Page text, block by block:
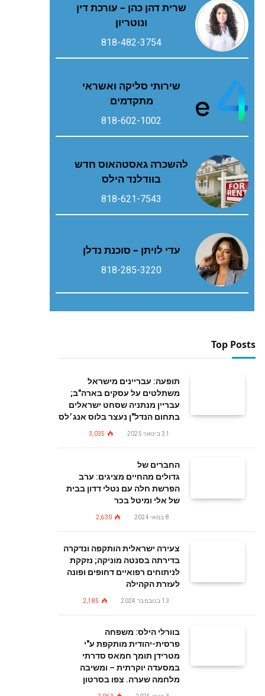
שרית דהן כהן – עורכת דין
ונוטריון
818-482-3754
שירותי סליקה ואשראי
מתקדמים
818-602-1002
להשכרה גאסטהאוס חדש
בוודלנד הילס
818-621-7543
עדי לויתן – סוכנת נדלן
818-285-3220
Top Posts
תופעה: עבריינים מישראל
משתלטים על עסקים בארה"ב;
עבריין מנתניה שסחט ישראלים
בתחום הנדל"ן נעצר בלוס אנג׳לס
31 בינואר 2025 3,035
החברים של
גדולים מהחיים מציגים: ערב
הפרשת חלה עם נטלי דדון בבית
של אלי ומיטל בכר
8 במאי 2024 2,630
צעירה ישראלית הותקפה ונדקרה
בדירתה בסנטה מוניקה; נזקקת
לניתוחים רפואיים דחופים ופונה
לעזרת הקהילה
13 בנובמבר 2024 2,185
בוורלי הילס: משפחה
פרסית-יהודית מותקפת ע"י
מטרידן תומך חמאס סדרתי
במסעדה יוקרתית – ומשיבה
מלחמה שערה. צפו בסרטון